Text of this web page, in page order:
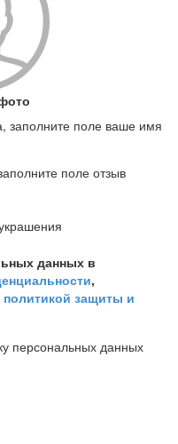
заполните поле ваше имя
поле отзыв
данных в
,
политикой защиты и
персональных данных